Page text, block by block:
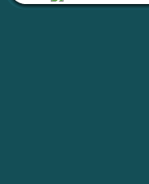
Тема:«Серебряная печать